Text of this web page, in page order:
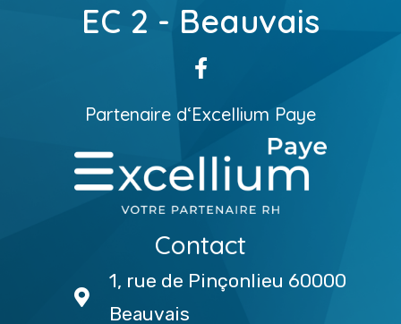
EC 2 - Beauvais
Partenaire d‘Excellium Paye
Contact
1, rue de Pinçonlieu 60000
Beauvais